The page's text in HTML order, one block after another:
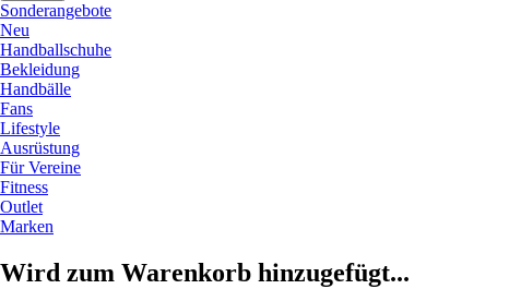
Sonderangebote
Neu
Handballschuhe
Bekleidung
Handbälle
Fans
Lifestyle
Ausrüstung
Für Vereine
Fitness
Outlet
Marken
Wird zum Warenkorb hinzugefügt...